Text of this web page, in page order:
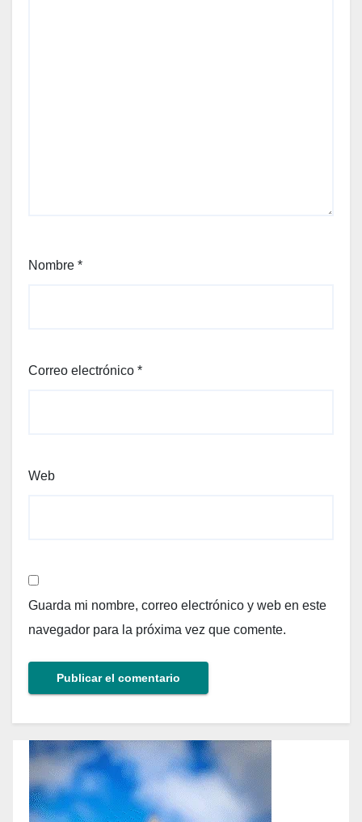
Nombre *
Correo electrónico *
Web
Guarda mi nombre, correo electrónico y web en este
navegador para la próxima vez que comente.